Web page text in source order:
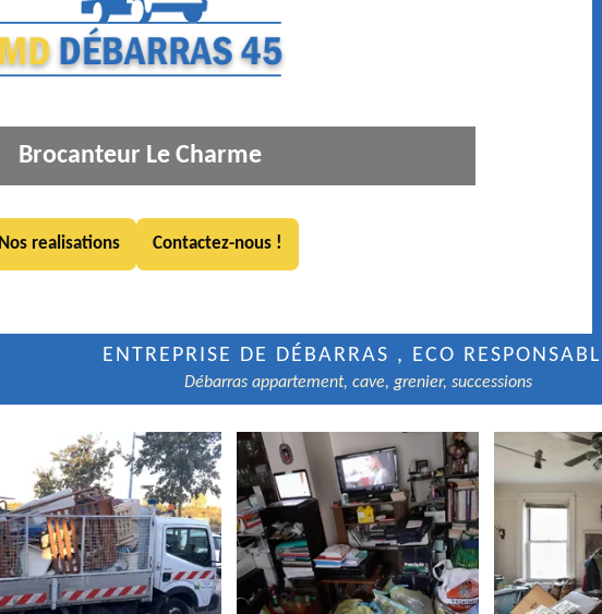
Brocanteur Le Charme
Nos realisations Contactez-nous !
ENTREPRISE DE DÉBARRAS , ECO
Débarras appartement, cave, grenier, successions